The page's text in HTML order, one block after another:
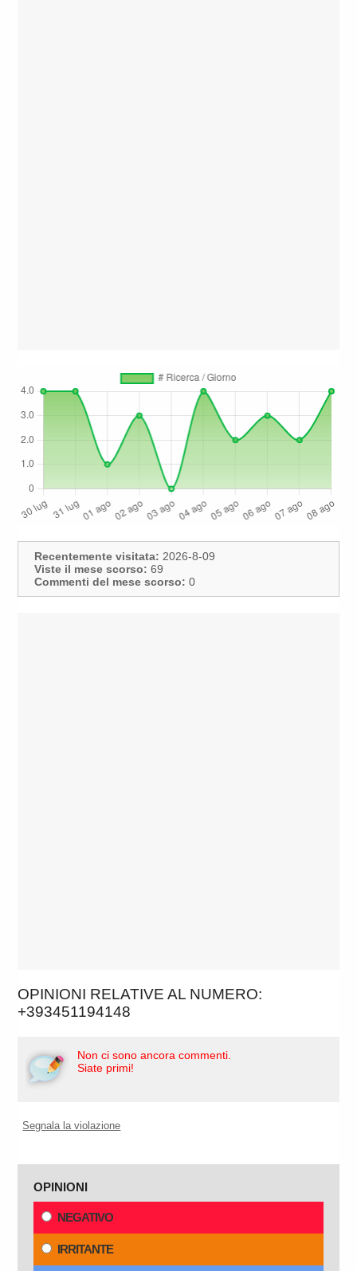
Recentemente visitata: 2026-8-09
Viste il mese scorso: 69
Commenti del mese scorso: 0
OPINIONI RELATIVE AL NUMERO:
+393451194148
Non ci sono ancora commenti.
Siate primi!
Segnala la violazione
OPINIONI
NEGATIVO
IRRITANTE